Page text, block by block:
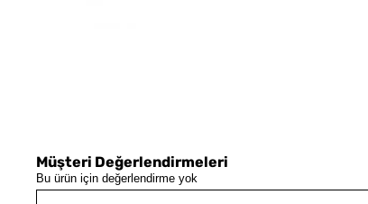
Müşteri Değerlendirmeleri
Bu ürün için değerlendirme yok